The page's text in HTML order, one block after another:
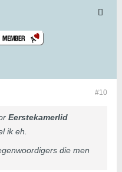
#10
Eerstekamerlid
ik eh.
die men